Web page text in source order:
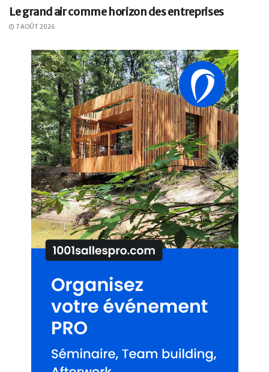
Le grand air comme horizon des entreprises
7 AOÛT 2026